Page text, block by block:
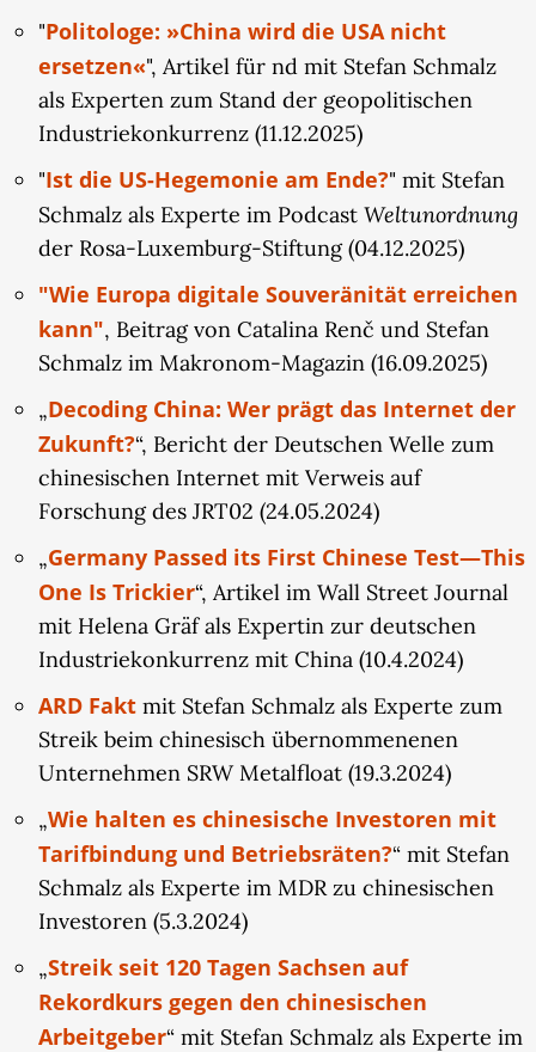
"Politologe: »China wird die USA nicht
ersetzen«", Artikel für nd mit Stefan Schmalz
als Experten zum Stand der geopolitischen
Industriekonkurrenz (11.12.2025)
"Ist die US-Hegemonie am Ende?" mit Stefan
Schmalz als Experte im Podcast Weltunordnung
der Rosa-Luxemburg-Stiftung (04.12.2025)
"Wie Europa digitale Souveränität erreichen
kann", Beitrag von Catalina Renč und Stefan
Schmalz im Makronom-Magazin (16.09.2025)
„Decoding China: Wer prägt das Internet der
Zukunft?“, Bericht der Deutschen Welle zum
chinesischen Internet mit Verweis auf
Forschung des JRT02 (24.05.2024)
„Germany Passed its First Chinese Test—This
One Is Trickier“, Artikel im Wall Street Journal
mit Helena Gräf als Expertin zur deutschen
Industriekonkurrenz mit China (10.4.2024)
ARD Faktmit Stefan Schmalz als Experte zum
Streik beim chinesisch übernommenenen
Unternehmen SRW Metalfloat (19.3.2024)
„Wie halten es chinesische Investoren mit
Tarifbindung und Betriebsräten?“ mit Stefan
Schmalz als Experte im MDR zu chinesischen
Investoren (5.3.2024)
„Streik seit 120 Tagen Sachsen auf
Rekordkurs gegen den chinesischen
Arbeitgeber“ mit Stefan Schmalz als Experte im